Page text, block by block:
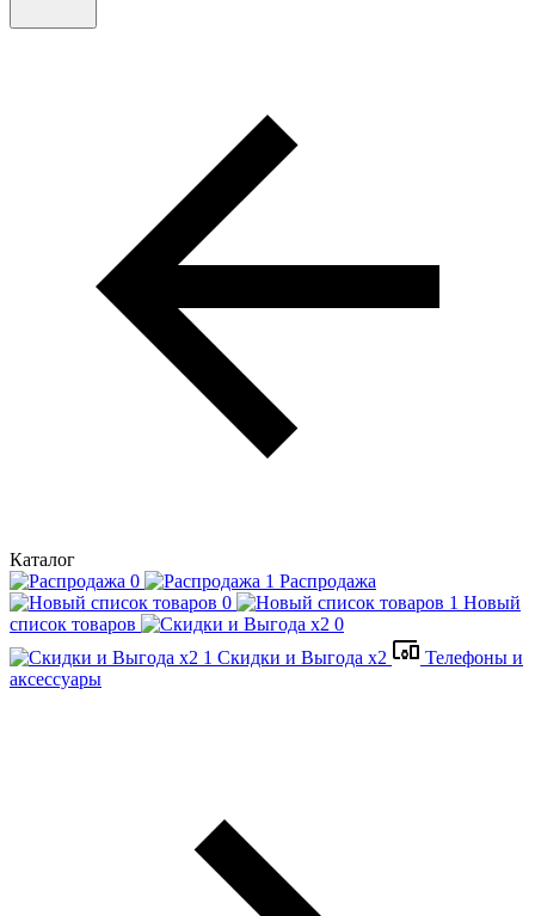
Каталог
Распродажа
Новый
список товаров
Скидки и Выгода x2
Телефоны и
аксессуары